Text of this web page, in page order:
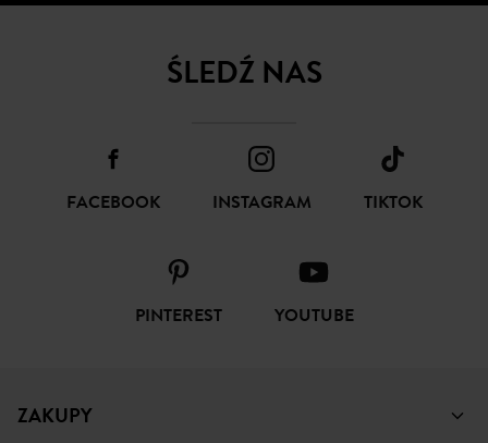
ŚLEDŹ NAS
FACEBOOK INSTAGRAM TIKTOK
PINTEREST YOUTUBE
ZAKUPY